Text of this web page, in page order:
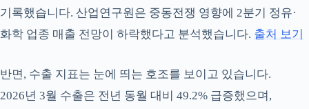
기록했습니다. 산업연구원은 중동전쟁 영향에 2분기 정유·
화학 업종 매출 전망이 하락했다고 분석했습니다. 출처 보기
반면, 수출 지표는 눈에 띄는 호조를 보이고 있습니다.
2026년 3월 수출은 전년 동월 대비 49.2% 급증했으며,